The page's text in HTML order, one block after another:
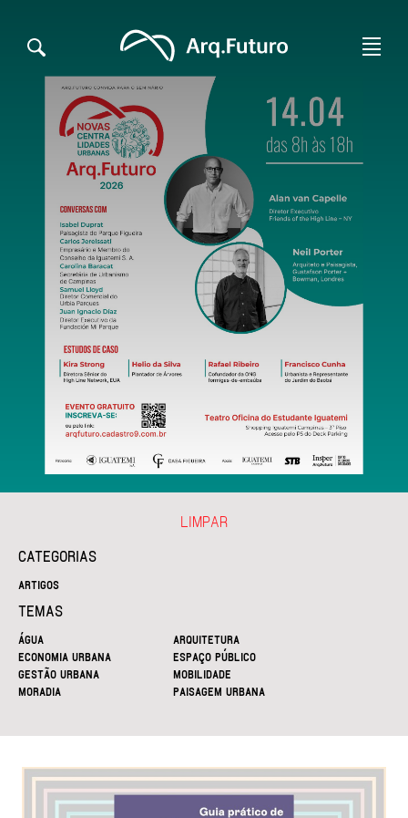
CATEGORIAS
ARTIGOS
TEMAS
ÁGUA
ARQUITETURA
ECONOMIA URBANA
ESPAÇO PÚBLICO
GESTÃO URBANA
MOBILIDADE
MORADIA
PAISAGEM URBANA
LIMPAR